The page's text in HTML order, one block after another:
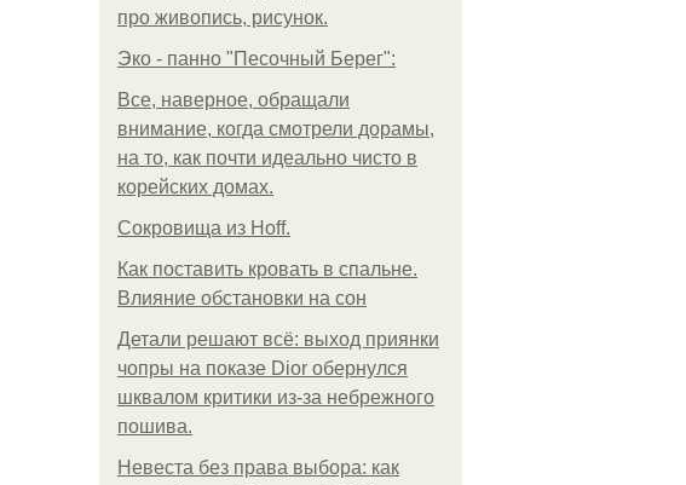
про живопись, рисунок.
Эко - панно "Песочный Берег":
Все, наверное, обращали
внимание, когда смотрели дорамы,
на то, как почти идеально чисто в
корейских домах.
Сокровища из Hoff.
Как поставить кровать в спальне.
Влияние обстановки на сон
Детали решают всё: выход приянки
чопры на показе Dior обернулся
шквалом критики из-за небрежного
пошива.
Невеста без права выбора: как